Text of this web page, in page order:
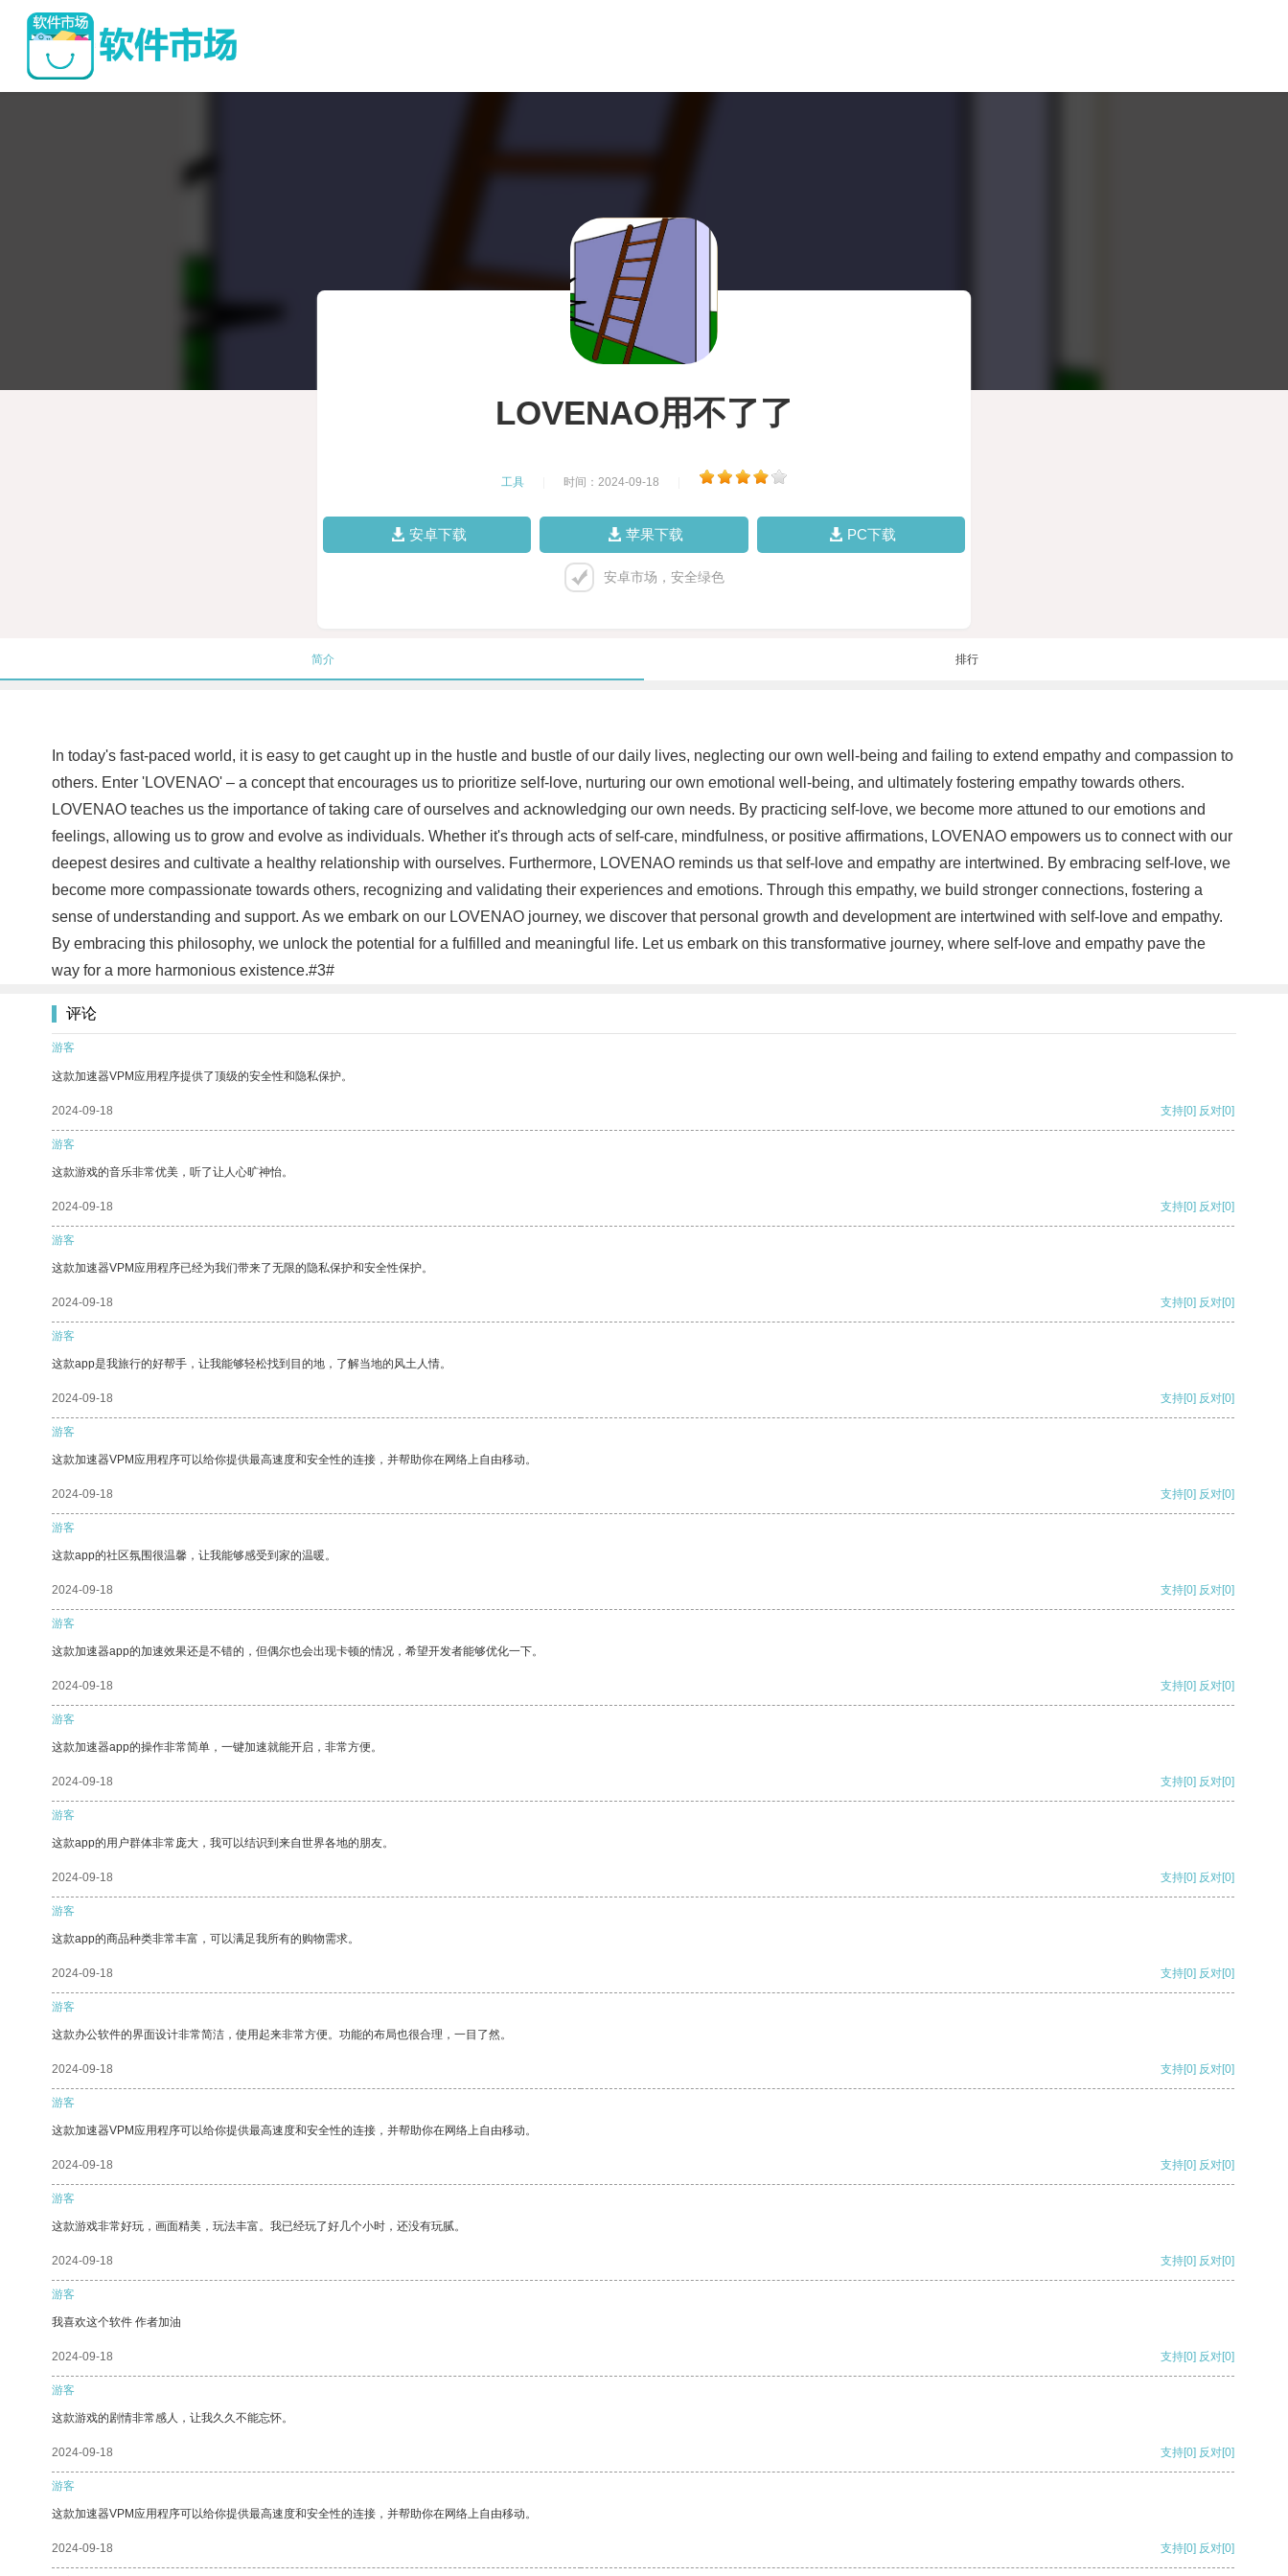
LOVENAO用不了了
工具 时间：2024-09-18
安卓下载 苹果下载 PC下载
安卓市场，安全绿色
简介 排行
In today's fast-paced world, it is easy to get caught up in the hustle and bustle of our daily lives, neglecting our own well-being and failing to extend empathy and compassion to
others. Enter 'LOVENAO' – a concept that encourages us to prioritize self-love, nurturing our own emotional well-being, and ultimately fostering empathy towards others.
LOVENAO teaches us the importance of taking care of ourselves and acknowledging our own needs. By practicing self-love, we become more attuned to our emotions and
feelings, allowing us to grow and evolve as individuals. Whether it's through acts of self-care, mindfulness, or positive affirmations, LOVENAO empowers us to connect with our
deepest desires and cultivate a healthy relationship with ourselves. Furthermore, LOVENAO reminds us that self-love and empathy are intertwined. By embracing self-love, we
become more compassionate towards others, recognizing and validating their experiences and emotions. Through this empathy, we build stronger connections, fostering a
sense of understanding and support. As we embark on our LOVENAO journey, we discover that personal growth and development are intertwined with self-love and empathy.
By embracing this philosophy, we unlock the potential for a fulfilled and meaningful life. Let us embark on this transformative journey, where self-love and empathy pave the
way for a more harmonious existence.#3#
评论
游客
这款加速器VPM应用程序提供了顶级的安全性和隐私保护。
2024-09-18 支持[0] 反对[0]
游客
这款游戏的音乐非常优美，听了让人心旷神怡。
2024-09-18 支持[0] 反对[0]
游客
这款加速器VPM应用程序已经为我们带来了无限的隐私保护和安全性保护。
2024-09-18 支持[0] 反对[0]
游客
这款app是我旅行的好帮手，让我能够轻松找到目的地，了解当地的风土人情。
2024-09-18 支持[0] 反对[0]
游客
这款加速器VPM应用程序可以给你提供最高速度和安全性的连接，并帮助你在网络上自由移动。
2024-09-18 支持[0] 反对[0]
游客
这款app的社区氛围很温馨，让我能够感受到家的温暖。
2024-09-18 支持[0] 反对[0]
游客
这款加速器app的加速效果还是不错的，但偶尔也会出现卡顿的情况，希望开发者能够优化一下。
2024-09-18 支持[0] 反对[0]
游客
这款加速器app的操作非常简单，一键加速就能开启，非常方便。
2024-09-18 支持[0] 反对[0]
游客
这款app的用户群体非常庞大，我可以结识到来自世界各地的朋友。
2024-09-18 支持[0] 反对[0]
游客
这款app的商品种类非常丰富，可以满足我所有的购物需求。
2024-09-18 支持[0] 反对[0]
游客
这款办公软件的界面设计非常简洁，使用起来非常方便。功能的布局也很合理，一目了然。
2024-09-18 支持[0] 反对[0]
游客
这款加速器VPM应用程序可以给你提供最高速度和安全性的连接，并帮助你在网络上自由移动。
2024-09-18 支持[0] 反对[0]
游客
这款游戏非常好玩，画面精美，玩法丰富。我已经玩了好几个小时，还没有玩腻。
2024-09-18 支持[0] 反对[0]
游客
我喜欢这个软件 作者加油
2024-09-18 支持[0] 反对[0]
游客
这款游戏的剧情非常感人，让我久久不能忘怀。
2024-09-18 支持[0] 反对[0]
游客
这款加速器VPM应用程序可以给你提供最高速度和安全性的连接，并帮助你在网络上自由移动。
2024-09-18 支持[0] 反对[0]